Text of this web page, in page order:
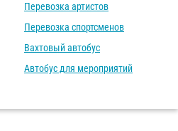
Перевозка артистов
Перевозка спортсменов
Вахтовый автобус
Автобус для мероприятий